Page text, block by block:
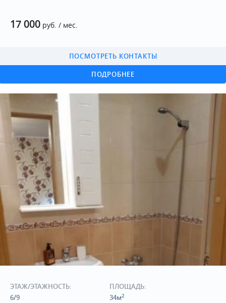
17 000 руб. / мес.
ПОДРОБНЕЕ
ПОСМОТРЕТЬ КОНТАКТЫ
ЭТАЖ/ЭТАЖНОСТЬ:
6/9
ПЛОЩАДЬ:
34м2